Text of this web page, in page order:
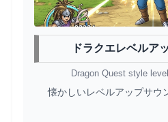
ドラクエレベルア
Dragon Quest style
懐かしいレベルアップサウ